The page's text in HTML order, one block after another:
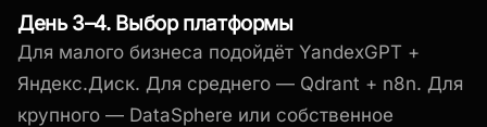
День 3–4. Выбор платформы
Для малого бизнеса подойдёт YandexGPT +
Яндекс.Диск. Для среднего — Qdrant + n8n. Для
крупного — DataSphere или собственное